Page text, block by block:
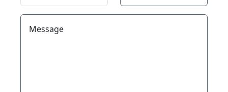
Message